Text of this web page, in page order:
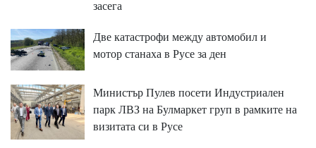
засега
Две катастрофи между автомобил и
мотор станаха в Русе за ден
Министър Пулев посети Индустриален
парк ЛВЗ на Булмаркет груп в рамките на
визитата си в Русе